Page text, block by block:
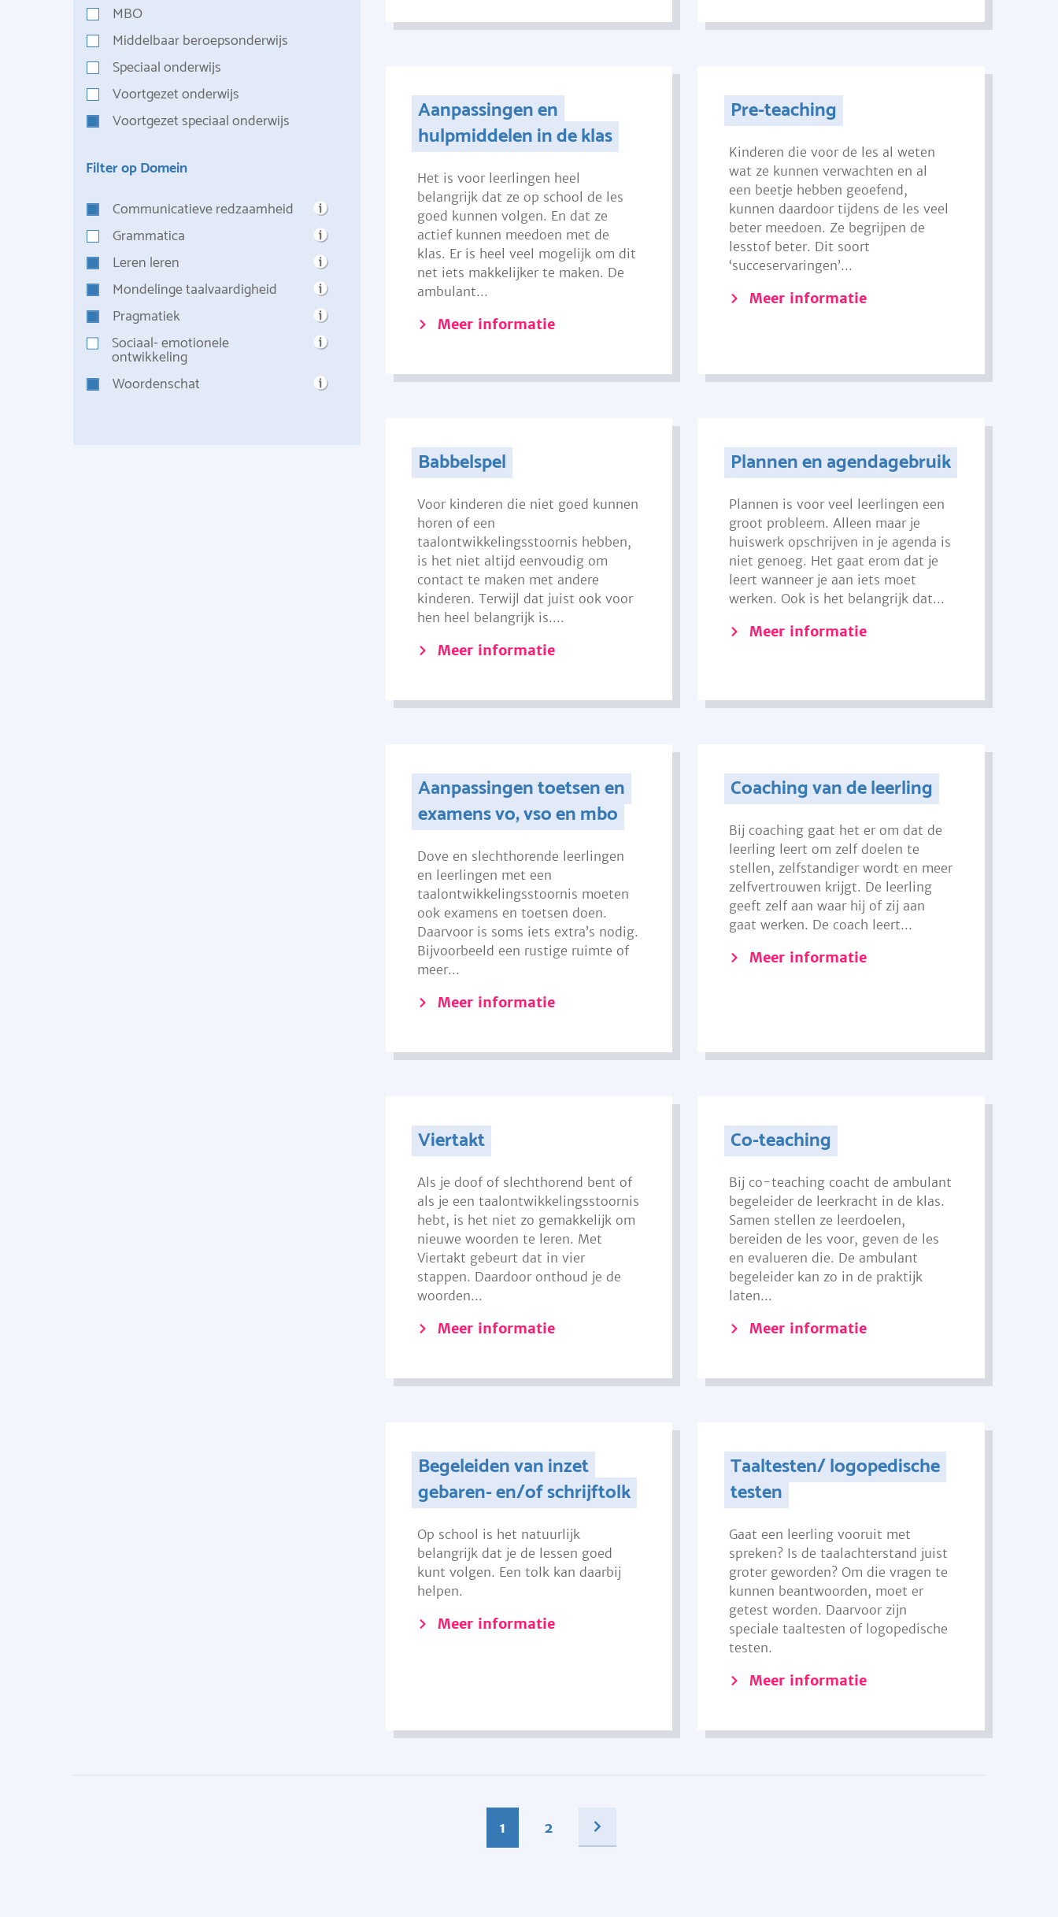
MBO
Middelbaar beroepsonderwijs
Speciaal onderwijs
Voortgezet onderwijs
Voortgezet speciaal onderwijs
Filter op Domein
Communicatieve redzaamheid
Grammatica
Leren leren
Mondelinge taalvaardigheid
Pragmatiek
Sociaal- emotionele
ontwikkeling
Woordenschat
Aanpassingen en
hulpmiddelen in de klas
Het is voor leerlingen heel
belangrijk dat ze op school de les
goed kunnen volgen. En dat ze
actief kunnen meedoen met de
klas. Er is heel veel mogelijk om dit
net iets makkelijker te maken. De
ambulant...
Meer informatie
Pre-teaching
Kinderen die voor de les al weten
wat ze kunnen verwachten en al
een beetje hebben geoefend,
kunnen daardoor tijdens de les veel
beter meedoen. Ze begrijpen de
lesstof beter. Dit soort
‘succeservaringen’...
Meer informatie
Babbelspel
Voor kinderen die niet goed kunnen
horen of een
taalontwikkelingsstoornis hebben,
is het niet altijd eenvoudig om
contact te maken met andere
kinderen. Terwijl dat juist ook voor
hen heel belangrijk is....
Meer informatie
Plannen en agendagebruik
Plannen is voor veel leerlingen een
groot probleem. Alleen maar je
huiswerk opschrijven in je agenda is
niet genoeg. Het gaat erom dat je
leert wanneer je aan iets moet
werken. Ook is het belangrijk dat...
Meer informatie
Aanpassingen toetsen en
examens vo, vso en mbo
Dove en slechthorende leerlingen
en leerlingen met een
taalontwikkelingsstoornis moeten
ook examens en toetsen doen.
Daarvoor is soms iets extra’s nodig.
Bijvoorbeeld een rustige ruimte of
meer...
Meer informatie
Coaching van de leerling
Bij coaching gaat het er om dat de
leerling leert om zelf doelen te
stellen, zelfstandiger wordt en meer
zelfvertrouwen krijgt. De leerling
geeft zelf aan waar hij of zij aan
gaat werken. De coach leert...
Meer informatie
Viertakt
Als je doof of slechthorend bent of
als je een taalontwikkelingsstoornis
hebt, is het niet zo gemakkelijk om
nieuwe woorden te leren. Met
Viertakt gebeurt dat in vier
stappen. Daardoor onthoud je de
woorden...
Meer informatie
Co-teaching
Bij co-teaching coacht de ambulant
begeleider de leerkracht in de klas.
Samen stellen ze leerdoelen,
bereiden de les voor, geven de les
en evalueren die. De ambulant
begeleider kan zo in de praktijk
laten...
Meer informatie
Begeleiden van inzet
gebaren- en/of schrijftolk
Op school is het natuurlijk
belangrijk dat je de lessen goed
kunt volgen. Een tolk kan daarbij
helpen.
Meer informatie
Taaltesten/ logopedische
testen
Gaat een leerling vooruit met
spreken? Is de taalachterstand juist
groter geworden? Om die vragen te
kunnen beantwoorden, moet er
getest worden. Daarvoor zijn
speciale taaltesten of logopedische
testen.
Meer informatie
1 2